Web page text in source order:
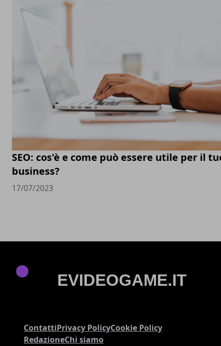
SEO: cos'è e come può essere utile per il
business?
17/07/2023
ContattiPrivacy PolicyCookie Policy
RedazioneChi siamo